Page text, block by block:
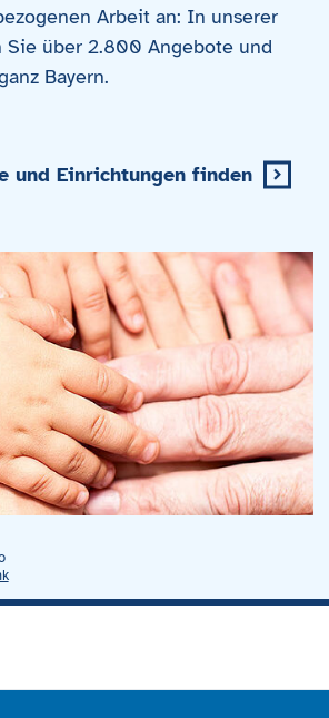
Arbeit an: In unserer
Sie über 2.800 Angebote und
Bayern.
und Einrichtungen finden